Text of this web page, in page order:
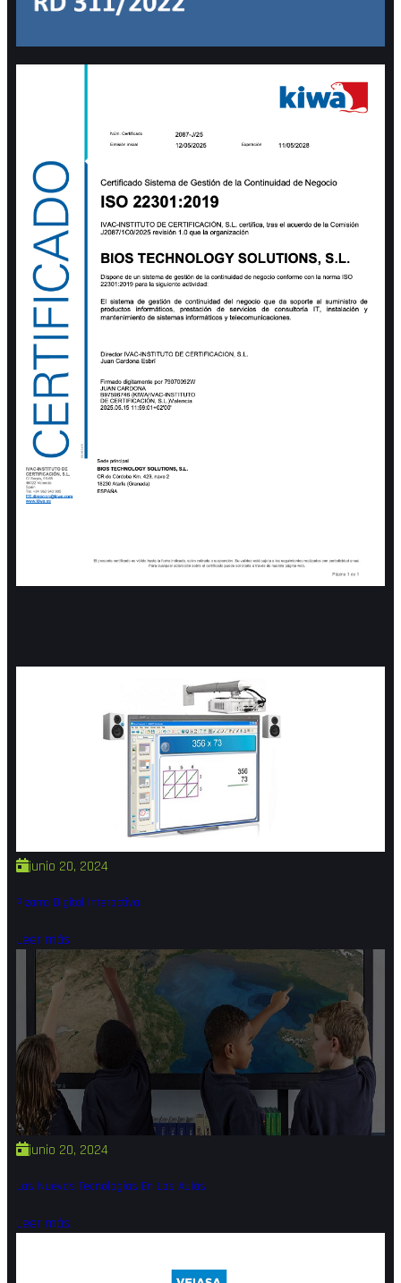
junio 20, 2024
Pizarra Digital Interactiva
Leer más
junio 20, 2024
Las Nuevas Tecnologías En Las Aulas
Leer más